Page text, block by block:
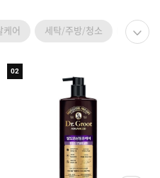
케어 세탁/주방/청소 위생용품
02